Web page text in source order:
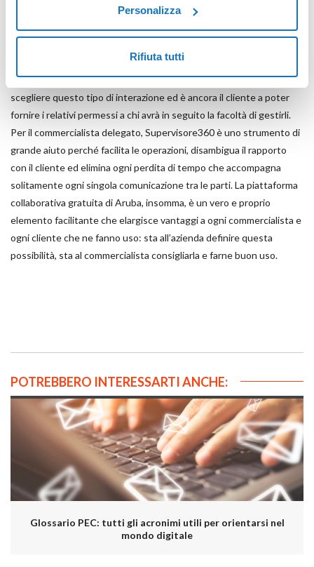
Personalizza
Rifiuta tutti
manovra al commercialista professionista e al consulente è
completamente nelle mani del cliente: è quest’ultimo a poter
scegliere questo tipo di interazione ed è ancora il cliente a poter
fornire i relativi permessi a chi avrà in seguito la facoltà di gestirli.
Per il commercialista delegato, Supervisore360 è uno strumento di
grande aiuto perché facilita le operazioni, disambigua il rapporto
con il cliente ed elimina ogni perdita di tempo che accompagna
solitamente ogni singola comunicazione tra le parti. La piattaforma
collaborativa gratuita di Aruba, insomma, è un vero e proprio
elemento facilitante che elargisce vantaggi a ogni commercialista e
ogni cliente che ne fanno uso: sta all’azienda definire questa
possibilità, sta al commercialista consigliarla e farne buon uso.
POTREBBERO INTERESSARTI ANCHE:
Glossario PEC: tutti gli acronimi utili per orientarsi nel
mondo digitale